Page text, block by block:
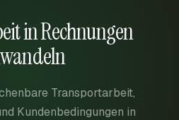
in Rechnungen
Transportarbeit,
Kundenbedingungen in